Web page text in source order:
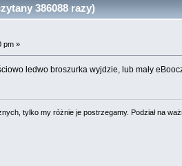
386088 razy)
pm »
ledwo broszurka wyjdzie, lub mały
tylko my różnie je postrzegamy. Podział na